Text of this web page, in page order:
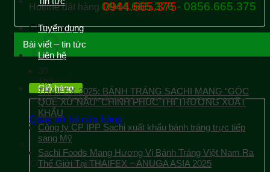
Hotline đặt hàng 0944.665.376 - 0856.665.375
Giỏ hàng
Chưa có sản phẩm trong giỏ hàng.
Quay trở lại cửa hàng
Tuyển dụng
Liên hệ
Giỏ hàng
Chưa có sản phẩm trong giỏ hàng.
0944.665.375
Bài viết – tin tức
30
Th9
THAIFEX 2025: BÁNH TRÁNG SACHI MANG “GÓC
QUÊ XỨ NẪU” CHINH PHỤC THỊ TRƯỜNG XUẤT
KHẨU
Công ty CP IPP Sachi xuất khẩu bánh tráng trực tiếp
sang Mỹ
Sachi Foods Mang Hương Vị Bánh Tráng Việt Nam Ra
Thế Giới Tại THAIFEX – ANUGA ASIA 2025